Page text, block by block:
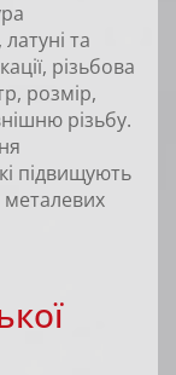
та
різьбова
розмір,
різьбу.
підвищують
металевих